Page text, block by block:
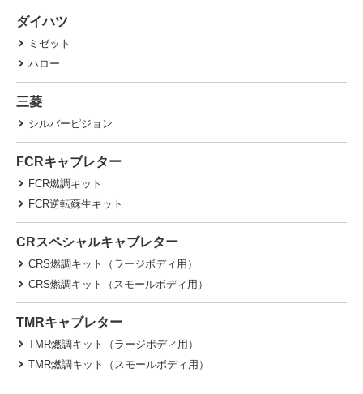
ダイハツ
ミゼット
ハロー
三菱
シルバーピジョン
FCRキャブレター
FCR燃調キット
FCR逆転蘇生キット
CRスペシャルキャブレター
CRS燃調キット（ラージボディ用）
CRS燃調キット（スモールボディ用）
TMRキャブレター
TMR燃調キット（ラージボディ用）
TMR燃調キット（スモールボディ用）